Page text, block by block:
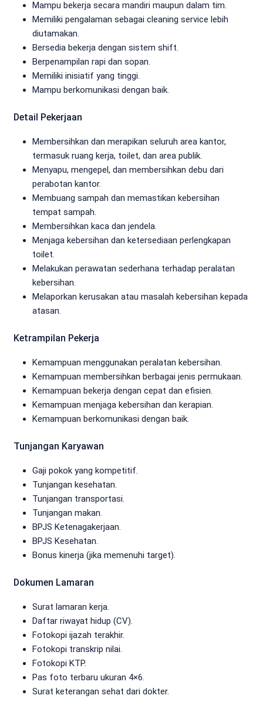
Mampu bekerja secara mandiri maupun dalam tim.
Memiliki pengalaman sebagai cleaning service lebih
diutamakan.
Bersedia bekerja dengan sistem shift.
Berpenampilan rapi dan sopan.
Memiliki inisiatif yang tinggi.
Mampu berkomunikasi dengan baik.
Detail Pekerjaan
Membersihkan dan merapikan seluruh area kantor,
termasuk ruang kerja, toilet, dan area publik.
Menyapu, mengepel, dan membersihkan debu dari
perabotan kantor.
Membuang sampah dan memastikan kebersihan
tempat sampah.
Membersihkan kaca dan jendela.
Menjaga kebersihan dan ketersediaan perlengkapan
toilet.
Melakukan perawatan sederhana terhadap peralatan
kebersihan.
Melaporkan kerusakan atau masalah kebersihan kepada
atasan.
Ketrampilan Pekerja
Kemampuan menggunakan peralatan kebersihan.
Kemampuan membersihkan berbagai jenis permukaan.
Kemampuan bekerja dengan cepat dan efisien.
Kemampuan menjaga kebersihan dan kerapian.
Kemampuan berkomunikasi dengan baik.
Tunjangan Karyawan
Gaji pokok yang kompetitif.
Tunjangan kesehatan.
Tunjangan transportasi.
Tunjangan makan.
BPJS Ketenagakerjaan.
BPJS Kesehatan.
Bonus kinerja (jika memenuhi target).
Dokumen Lamaran
Surat lamaran kerja.
Daftar riwayat hidup (CV).
Fotokopi ijazah terakhir.
Fotokopi transkrip nilai.
Fotokopi KTP.
Pas foto terbaru ukuran 4×6.
Surat keterangan sehat dari dokter.